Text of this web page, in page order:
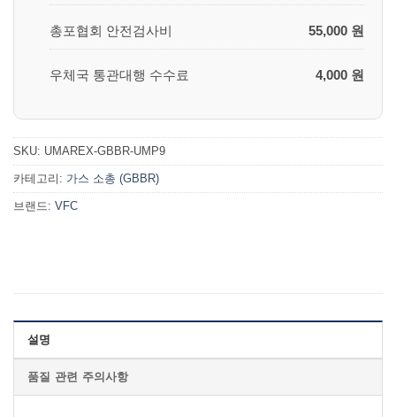
총포협회 안전검사비 55,000 원
우체국 통관대행 수수료 4,000 원
SKU: UMAREX-GBBR-UMP9
카테고리: 가스 소총 (GBBR)
브랜드: VFC
설명
품질 관련 주의사항